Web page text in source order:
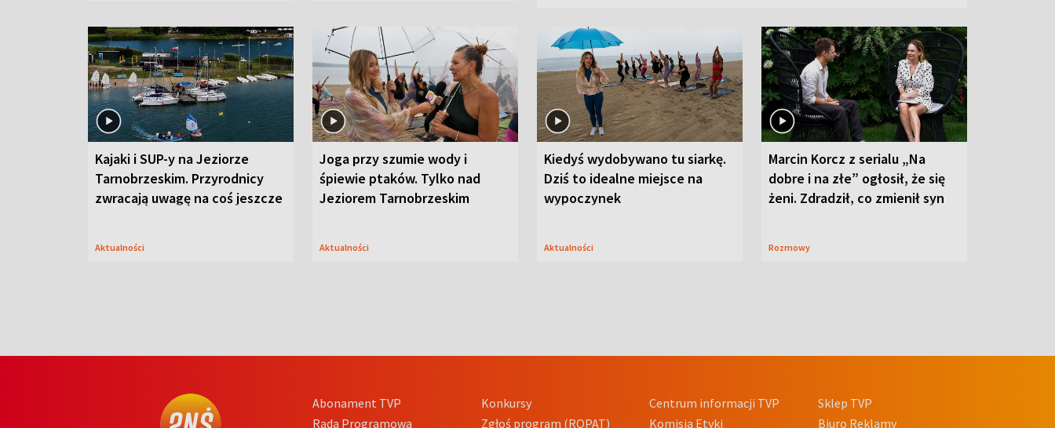
Kajaki i SUP-y na Jeziorze
Tarnobrzeskim. Przyrodnicy
zwracają uwagę na coś jeszcze
Aktualności
Joga przy szumie wody i
śpiewie ptaków. Tylko nad
Jeziorem Tarnobrzeskim
Aktualności
Kiedyś wydobywano tu siarkę.
Dziś to idealne miejsce na
wypoczynek
Aktualności
Marcin Korcz z serialu „Na
dobre i na złe” ogłosił, że się
żeni. Zdradził, co zmienił syn
Rozmowy
Abonament TVP
Rada Programowa
Konkursy
Zgłoś program (ROPAT)
Centrum informacji TVP
Komisja Etyki
Sklep TVP
Biuro Reklamy